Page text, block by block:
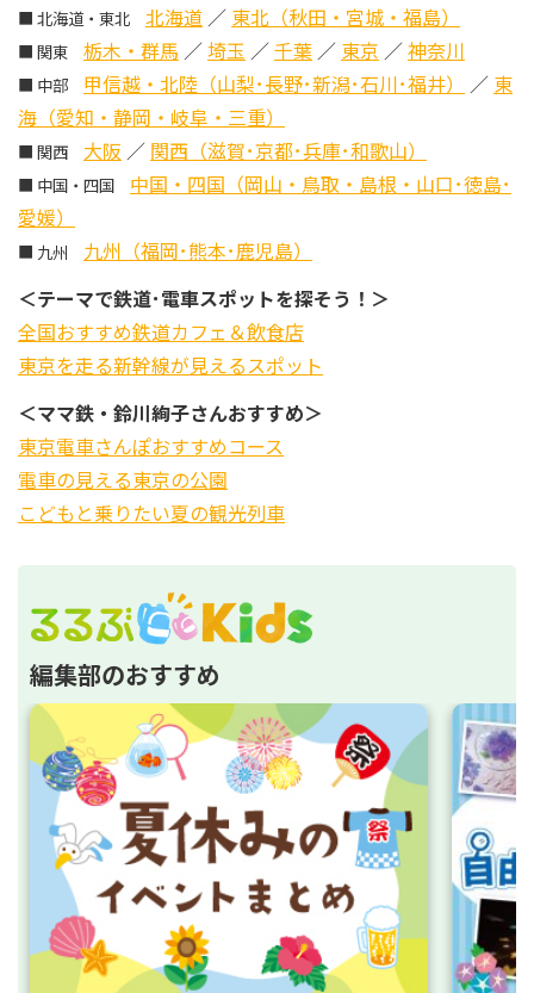
■ 北海道・東北 北海道 ／ 東北（秋田・宮城・福島）
■ 関東 栃木・群馬 ／埼玉 ／千葉 ／ 東京 ／神奈川
■ 中部 甲信越・北陸（山梨･長野･新潟･石川･福井） ／ 東
海（愛知・静岡・岐阜・三重）
■ 関西 大阪 ／ 関西（滋賀･京都･兵庫･和歌山）
■ 中国・四国 中国・四国（岡山・鳥取・島根・山口･徳島･
愛媛）
■ 九州 九州（福岡･熊本･鹿児島）
＜テーマで鉄道･電車スポットを探そう！＞
全国おすすめ鉄道カフェ＆飲食店
東京を走る新幹線が見えるスポット
＜ママ鉄・鈴川絢子さんおすすめ＞
東京電車さんぽおすすめコース
電車の見える東京の公園
こどもと乗りたい夏の観光列車
編集部のおすすめ